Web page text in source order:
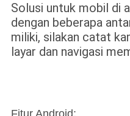
Solusi untuk mobil di
dengan beberapa
miliki, silakan catat
layar dan navigasi